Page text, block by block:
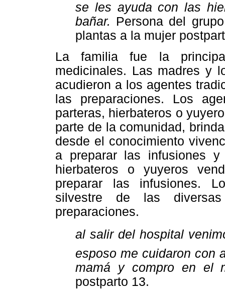
se les ayuda con las
bañar. Persona del
plantas a la mujer
La familia fue la
medicinales. Las madres y
acudieron a los agentes
las preparaciones. Los
parteras, hierbateros o
parte de la comunidad,
desde el conocimiento
a preparar las infusiones
hierbateros o yuyeros
preparar las infusiones.
silvestre de las
preparaciones.
al salir del hospital
esposo me cuidaron con
mamá y compro en el
postparto 13.